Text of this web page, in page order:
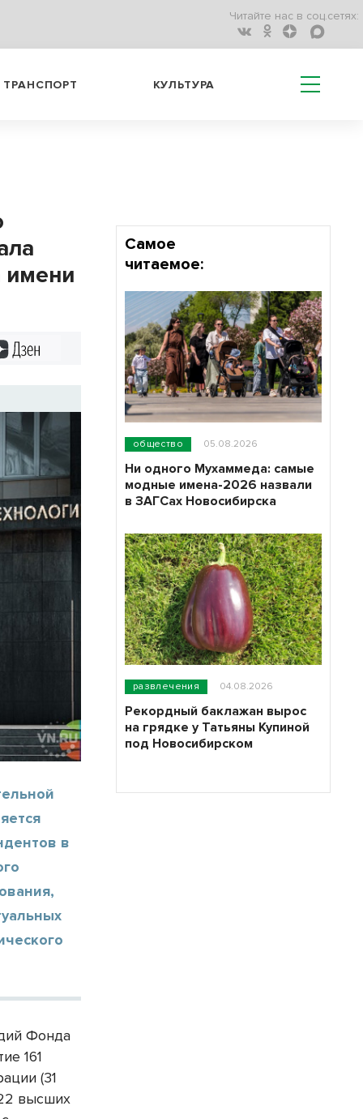
Читайте нас в соц.сетях:
ТРАНСПОРТ КУЛЬТУРА
имени
в
Фонда
161
(31
высших
Самое
читаемое:
общество 05.08.2026
Ни одного Мухаммеда: самые
модные имена-2026 назвали
в ЗАГСах Новосибирска
развлечения 04.08.2026
Рекордный баклажан вырос
на грядке у Татьяны Купиной
под Новосибирском